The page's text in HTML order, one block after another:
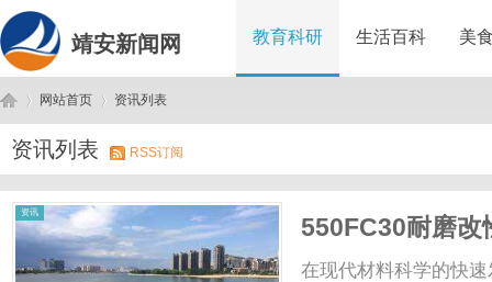
靖安新闻网 教育科研 生活百科 美
靖 ›
网站首页
›
资讯列表
资讯列表 RSS订阅
资讯
550FC30耐磨改
在现代材料科学的快